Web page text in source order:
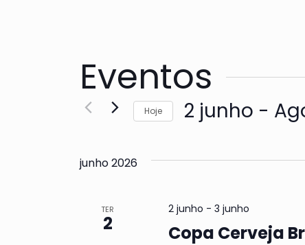
Eventos
Hoje 2 junho -
junho 2026
TER
2 Copa Cerveja
2 junho -3 junho